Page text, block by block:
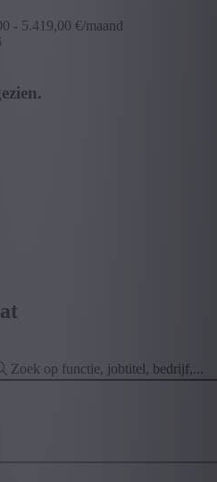
- 5.419,00 €/maand
Zoek op functie, jobtitel, bedrijf,...